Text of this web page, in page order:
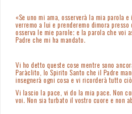
«Se uno mi ama, osserverà la mia parola
verremo a lui e prenderemo dimora
osserva le mie parole; e la parola che voi
Padre che mi ha mandato.
Vi ho detto queste cose mentre sono
Paràclito, lo Spirito Santo che il Padre
insegnerà ogni cosa e vi ricorderà tutto
Vi lascio la pace, vi do la mia pace. Non
voi. Non sia turbato il vostro cuore e non